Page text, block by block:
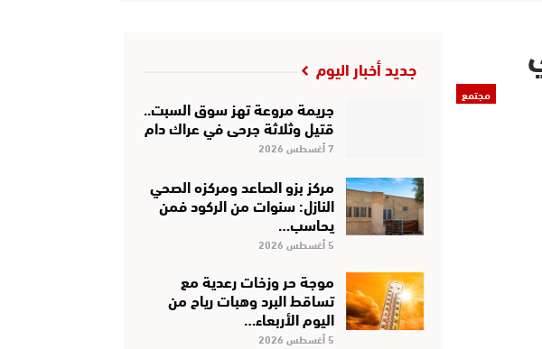
مجتمع
جديد أخبار اليوم
جريمة مروعة تهز سوق السبت..
قتيل وثلاثة جرحى في عراك دام
7 أغسطس 2026
مركز بزو الصاعد ومركزه الصحي
النازل: سنوات من الركود فمن
يحاسب…
5 أغسطس 2026
موجة حر وزخات رعدية مع
تساقط البرد وهبات رياح من
اليوم الأربعاء…
5 أغسطس 2026